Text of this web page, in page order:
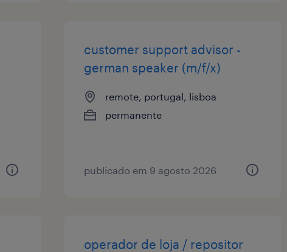
customer support advisor -
german speaker (m/f/x)
remote, portugal, lisboa
permanente
publicado em 9 agosto 2026
operador de loja / repositor